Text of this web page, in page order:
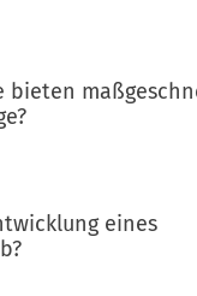
bieten
eines